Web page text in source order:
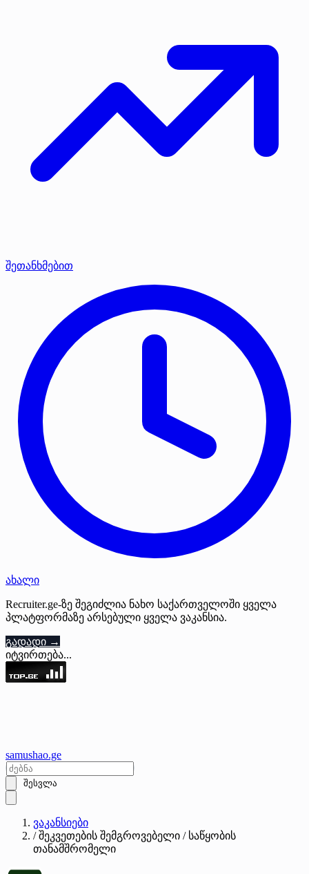
შეთანხმებით
ახალი
Recruiter.ge-ზე შეგიძლია ნახო საქართველოში ყველა
პლატფორმაზე არსებული ყველა ვაკანსია.
გადადი →
იტვირთება...
samushao.ge
შესვლა
ვაკანსიები
/ შეკვეთების შემგროვებელი / საწყობის
თანამშრომელი